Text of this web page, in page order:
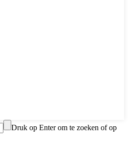
Druk op Enter om te zoeken of op